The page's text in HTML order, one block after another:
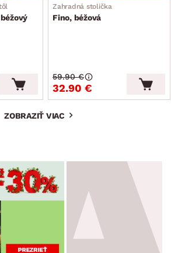
Zahradná stolička
Fino, béžová
32.90 €
59.90 €
ZOBRAZIŤ VIAC